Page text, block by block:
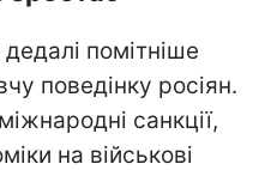
помітніше
поведінку росіян.
санкції,
на військові